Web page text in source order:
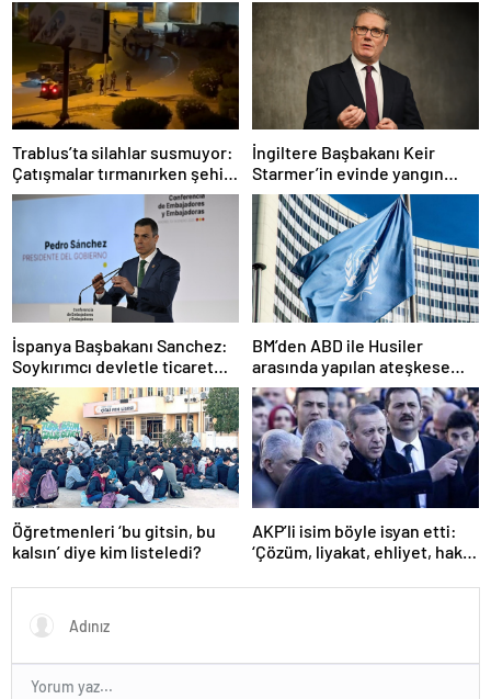
Trablus’ta silahlar susmuyor:
Çatışmalar tırmanırken şehir
alarmda
İngiltere Başbakanı Keir
Starmer’in evinde yangın
çıktı
İspanya Başbakanı Sanchez:
Soykırımcı devletle ticaret
yapmayız
BM’den ABD ile Husiler
arasında yapılan ateşkese
ilişkin değerlendirme
Öğretmenleri ‘bu gitsin, bu
kalsın’ diye kim listeledi?
AKP’li isim böyle isyan etti:
‘Çözüm, liyakat, ehliyet, hak,